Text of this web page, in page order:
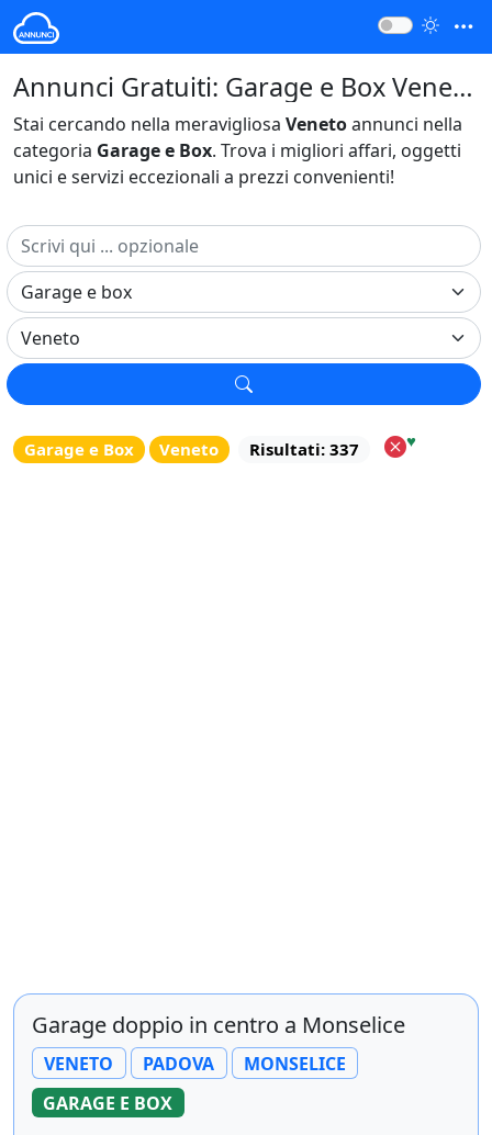
Annunci Gratuiti: Garage e Box Veneto Italia
Stai cercando nella meravigliosa Venetoannunci nella
categoria Garage e Box. Trova i migliori affari, oggetti
unici e servizi eccezionali a prezzi convenienti!
Garage e Box Veneto Risultati: 337 ♥
Garage doppio in centro a Monselice
VENETO PADOVA
MONSELICE
GARAGE E BOX